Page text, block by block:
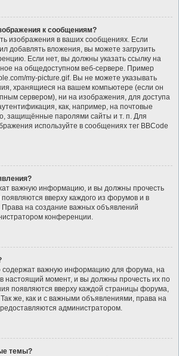
к сообщениям?
изображения в ваших сообщениях. Если
добавлять вложения, вы можете загрузить
Если нет, вы должны указать ссылку на
на общедоступном веб-сервере. Пример
my-picture.gif. Вы не можете указывать
хранящиеся на вашем компьютере (если он
сервером), ни на изображения, для доступа
как, например, на почтовые
защищённые паролями сайты и т. п. Для
используйте в сообщениях тег BBCode
важную информацию, и вы должны прочесть
вверху каждого из форумов и в
на создание важных объявлений
конференции.
содержат важную информацию для форума, на
настоящий момент, и вы должны прочесть их по
появляются вверху каждой страницы форума,
же, как и с важными объявлениями, права на
администратором.
темы?